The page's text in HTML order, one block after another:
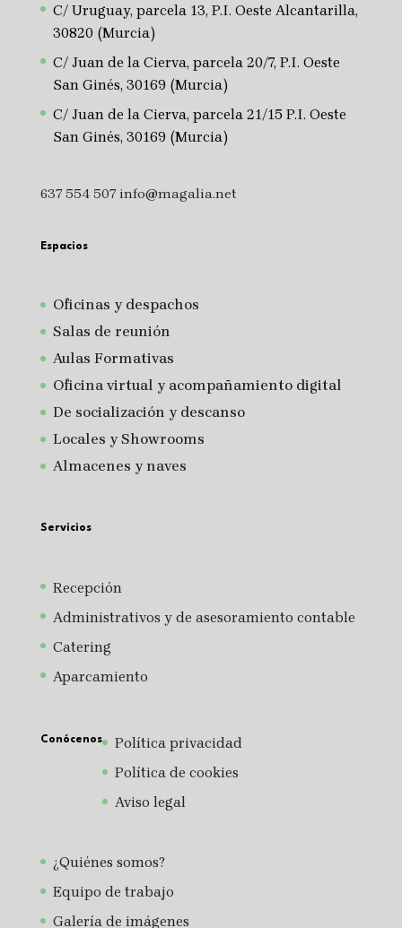
C/ Uruguay, parcela 13, P.I. Oeste Alcantarilla,
30820 (Murcia)
C/ Juan de la Cierva, parcela 20/7, P.I. Oeste
San Ginés, 30169 (Murcia)
C/ Juan de la Cierva, parcela 21/15 P.I. Oeste
San Ginés, 30169 (Murcia)
637 554 507 info@magalia.net
Espacios
Oficinas y despachos
Salas de reunión
Aulas Formativas
Oficina virtual y acompañamiento digital
De socialización y descanso
Locales y Showrooms
Almacenes y naves
Servicios
Recepción
Administrativos y de asesoramiento contable
Catering
Aparcamiento
Conócenos
Política privacidad
Política de cookies
Aviso legal
¿Quiénes somos?
Equipo de trabajo
Galería de imágenes